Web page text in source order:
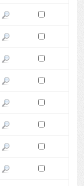
Pokaż podgląd wersji z dnia
Zaznacz wersję do
Pokaż podgląd wersji z dnia
Zaznacz wersję do
Pokaż podgląd wersji z dnia
Zaznacz wersję do
Pokaż podgląd wersji z dnia
Zaznacz wersję do
Pokaż podgląd wersji z dnia
Zaznacz wersję do
Pokaż podgląd wersji z dnia
Zaznacz wersję do
Pokaż podgląd wersji z dnia
Zaznacz wersję do
Pokaż podgląd wersji z dnia
Zaznacz wersję do